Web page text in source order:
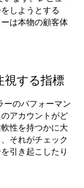
しようとする
は本物の顧客体
視する指標
ーのパフォーマン
アカウントがど
性を持つかに大
それがチェック
引き起こしたり